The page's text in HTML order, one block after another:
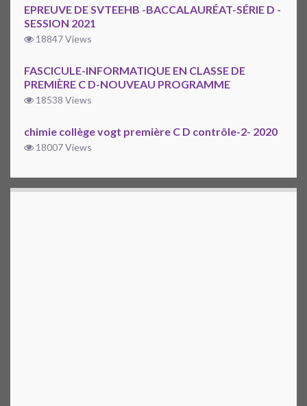
EPREUVE DE SVTEEHB -BACCALAURÉAT-SÉRIE D -
SESSION 2021
18847 Views
FASCICULE-INFORMATIQUE EN CLASSE DE
PREMIÈRE C D-NOUVEAU PROGRAMME
18538 Views
chimie collège vogt première C D contrôle-2- 2020
18007 Views